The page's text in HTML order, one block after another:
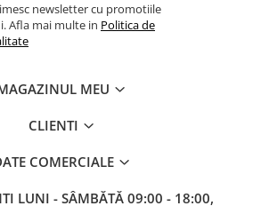
newsletter cu promotiile
Afla mai multe in Politica de
MEU
CLIENTI
COMERCIALE
LUNI - SÂMBĂTĂ 09:00 - 18:00,